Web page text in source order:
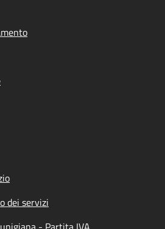
dei servizi